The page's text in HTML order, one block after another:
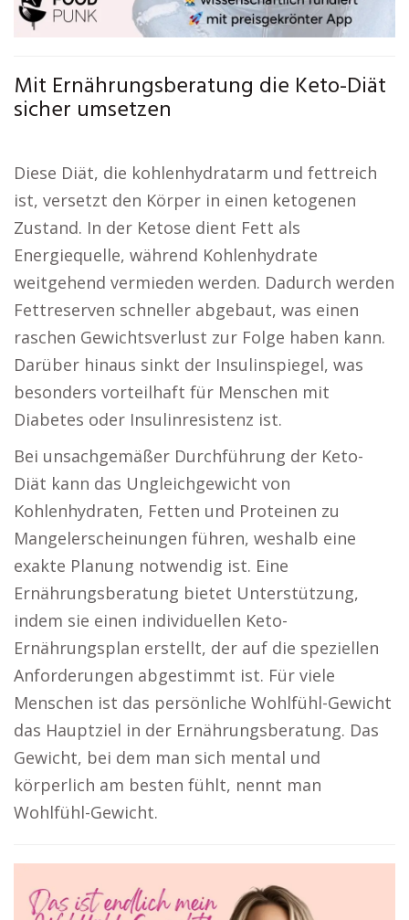
Mit Ernährungsberatung die Keto-Diät
sicher umsetzen
Diese Diät, die kohlenhydratarm und fettreich
ist, versetzt den Körper in einen ketogenen
Zustand. In der Ketose dient Fett als
Energiequelle, während Kohlenhydrate
weitgehend vermieden werden. Dadurch werden
Fettreserven schneller abgebaut, was einen
raschen Gewichtsverlust zur Folge haben kann.
Darüber hinaus sinkt der Insulinspiegel, was
besonders vorteilhaft für Menschen mit
Diabetes oder Insulinresistenz ist.
Bei unsachgemäßer Durchführung der Keto-
Diät kann das Ungleichgewicht von
Kohlenhydraten, Fetten und Proteinen zu
Mangelerscheinungen führen, weshalb eine
exakte Planung notwendig ist. Eine
Ernährungsberatung bietet Unterstützung,
indem sie einen individuellen Keto-
Ernährungsplan erstellt, der auf die speziellen
Anforderungen abgestimmt ist. Für viele
Menschen ist das persönliche Wohlfühl-Gewicht
das Hauptziel in der Ernährungsberatung. Das
Gewicht, bei dem man sich mental und
körperlich am besten fühlt, nennt man
Wohlfühl-Gewicht.